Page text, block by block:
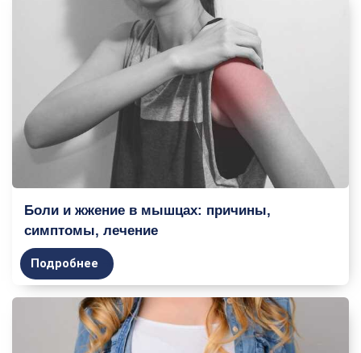
Боли и жжение в мышцах: причины,
симптомы, лечение
Подробнее